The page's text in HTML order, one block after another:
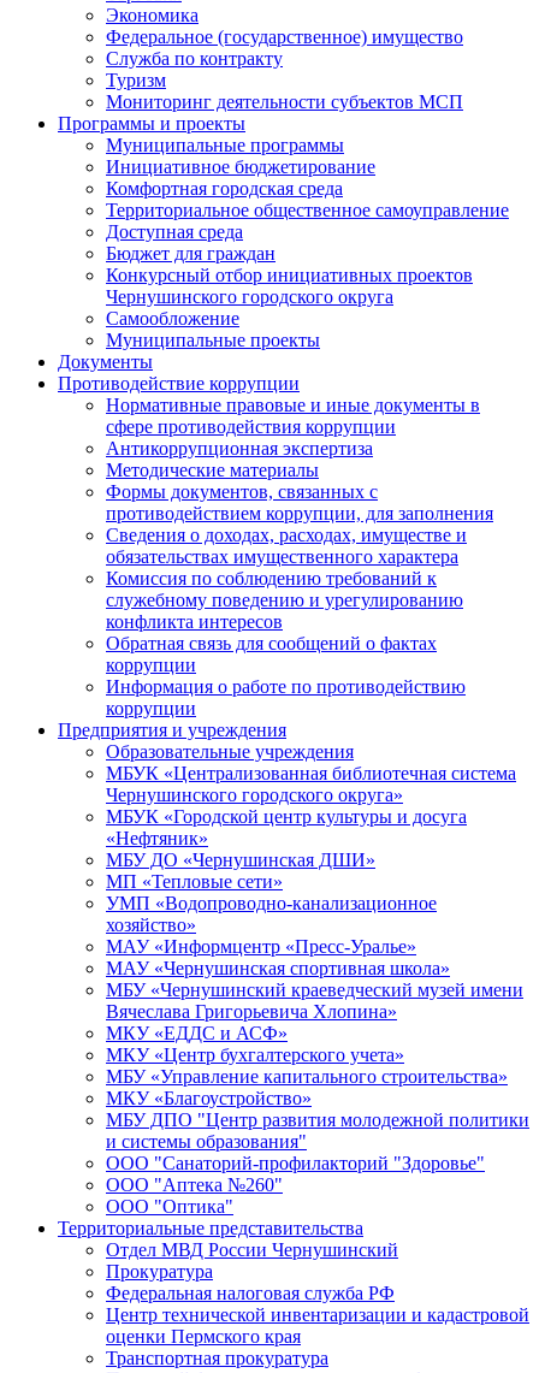
Экономика
Федеральное (государственное) имущество
Служба по контракту
Туризм
Мониторинг деятельности субъектов МСП
Программы и проекты
Муниципальные программы
Инициативное бюджетирование
Комфортная городская среда
Территориальное общественное самоуправление
Доступная среда
Бюджет для граждан
Конкурсный отбор инициативных проектов
Чернушинского городского округа
Самообложение
Муниципальные проекты
Документы
Противодействие коррупции
Нормативные правовые и иные документы в
сфере противодействия коррупции
Антикоррупционная экспертиза
Методические материалы
Формы документов, связанных с
противодействием коррупции, для заполнения
Сведения о доходах, расходах, имуществе и
обязательствах имущественного характера
Комиссия по соблюдению требований к
служебному поведению и урегулированию
конфликта интересов
Обратная связь для сообщений о фактах
коррупции
Информация о работе по противодействию
коррупции
Предприятия и учреждения
Образовательные учреждения
МБУК «Централизованная библиотечная система
Чернушинского городского округа»
МБУК «Городской центр культуры и досуга
«Нефтяник»
МБУ ДО «Чернушинская ДШИ»
МП «Тепловые сети»
УМП «Водопроводно-канализационное
хозяйство»
МАУ «Информцентр «Пресс-Уралье»
МАУ «Чернушинская спортивная школа»
МБУ «Чернушинский краеведческий музей имени
Вячеслава Григорьевича Хлопина»
МКУ «ЕДДС и АСФ»
МКУ «Центр бухгалтерского учета»
МБУ «Управление капитального строительства»
МКУ «Благоустройство»
МБУ ДПО "Центр развития молодежной политики
и системы образования"
ООО "Санаторий-профилакторий "Здоровье"
ООО "Аптека №260"
ООО "Оптика"
Территориальные представительства
Отдел МВД России Чернушинский
Прокуратура
Федеральная налоговая служба РФ
Центр технической инвентаризации и кадастровой
оценки Пермского края
Транспортная прокуратура